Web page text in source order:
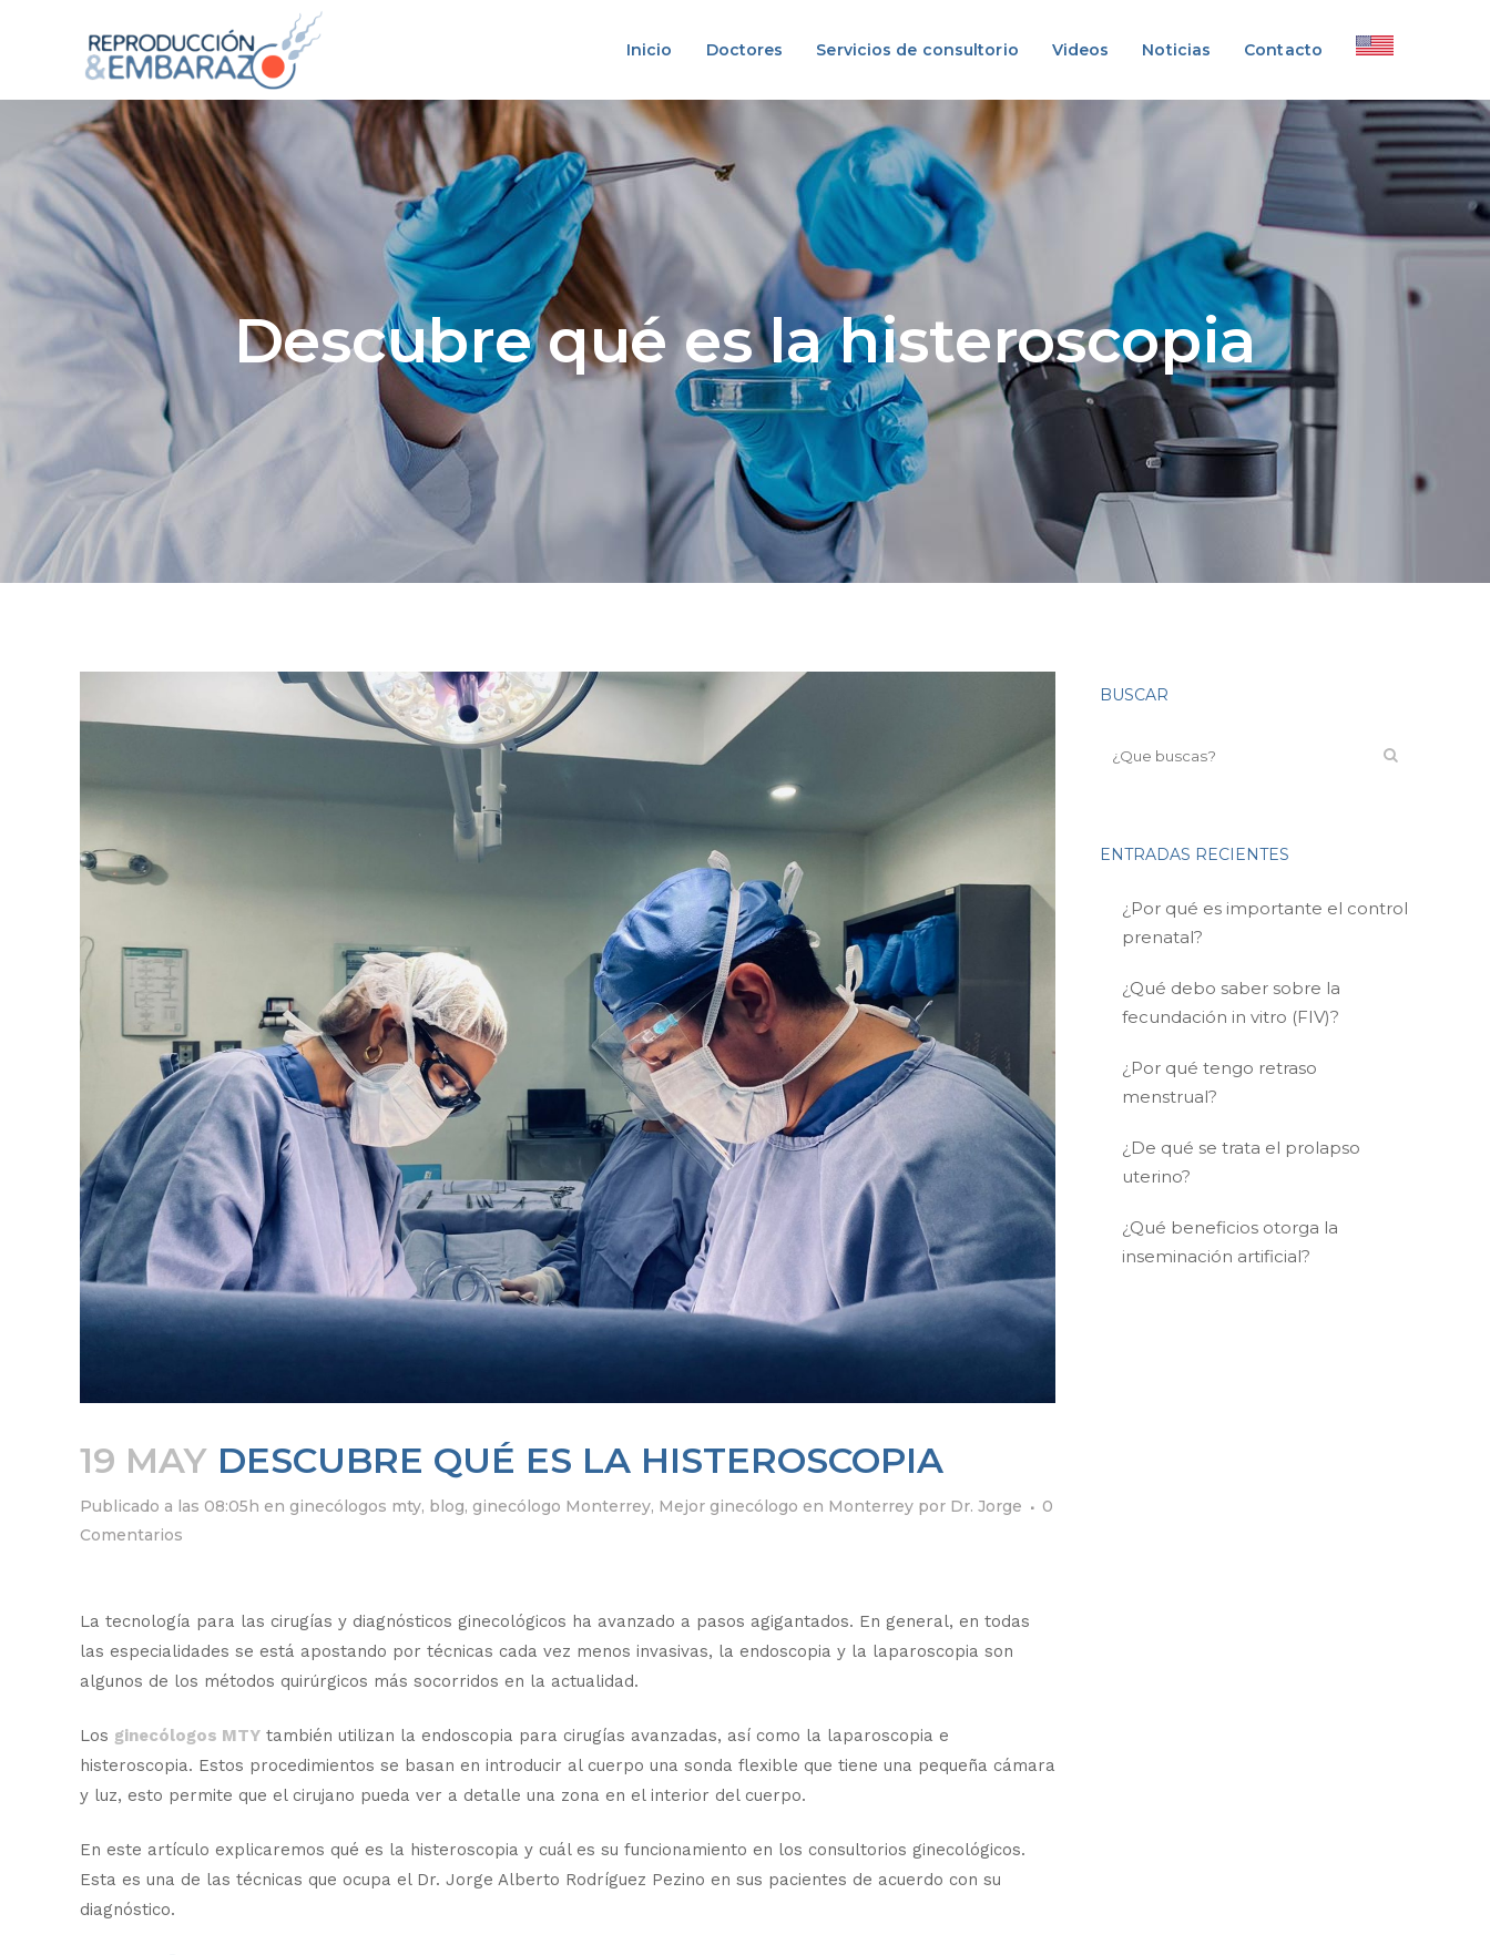
Inicio Doctores Servicios de consultorio Videos Noticias Contacto
Descubre qué es la histeroscopia
19 MAY DESCUBRE QUÉ ES LA HISTEROSCOPIA
Publicado a las 08:05h en ginecólogos mty, blog, ginecólogo Monterrey, Mejor ginecólogo en Monterrey por Dr. Jorge
0
Comentarios
La tecnología para las cirugías y diagnósticos ginecológicos ha avanzado a pasos agigantados. En general, en todas
las especialidades se está apostando por técnicas cada vez menos invasivas, la endoscopia y la laparoscopia son
algunos de los métodos quirúrgicos más socorridos en la actualidad.
Los ginecólogos MTY también utilizan la endoscopia para cirugías avanzadas, así como la laparoscopia e
histeroscopia. Estos procedimientos se basan en introducir al cuerpo una sonda flexible que tiene una pequeña cámara
y luz, esto permite que el cirujano pueda ver a detalle una zona en el interior del cuerpo.
En este artículo explicaremos qué es la histeroscopia y cuál es su funcionamiento en los consultorios ginecológicos.
Esta es una de las técnicas que ocupa el Dr. Jorge Alberto Rodríguez Pezino en sus pacientes de acuerdo con su
diagnóstico.
BUSCAR
ENTRADAS RECIENTES
¿Por qué es importante el control
prenatal?
¿Qué debo saber sobre la
fecundación in vitro (FIV)?
¿Por qué tengo retraso
menstrual?
¿De qué se trata el prolapso
uterino?
¿Qué beneficios otorga la
inseminación artificial?